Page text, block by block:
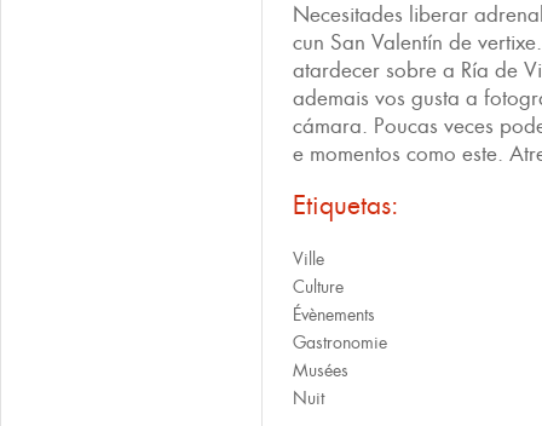
Necesitades liberar
cun San Valentín de
atardecer sobre a Ría de
ademais vos gusta a
cámara. Poucas veces
e momentos como este.
Etiquetas:
Ville
Culture
Évènements
Gastronomie
Musées
Nuit